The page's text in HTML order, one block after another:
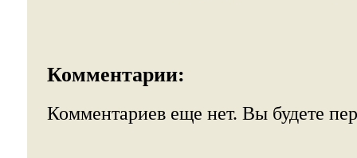
Комментарии:
Комментариев еще нет. Вы будете